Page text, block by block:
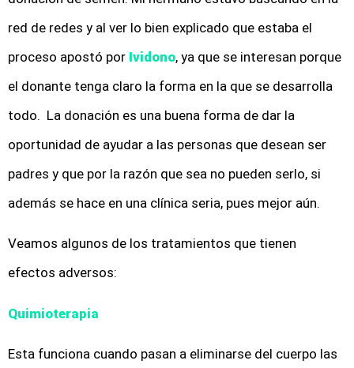
red de redes y al ver lo bien explicado que estaba el
proceso apostó por Ividono, ya que se interesan porque
el donante tenga claro la forma en la que se desarrolla
todo. La donación es una buena forma de dar la
oportunidad de ayudar a las personas que desean ser
padres y que por la razón que sea no pueden serlo, si
además se hace en una clínica seria, pues mejor aún.
Veamos algunos de los tratamientos que tienen
efectos adversos:
Quimioterapia
Esta funciona cuando pasan a eliminarse del cuerpo las